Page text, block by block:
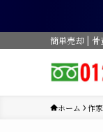
簡単売却 | 骨
ホーム 作